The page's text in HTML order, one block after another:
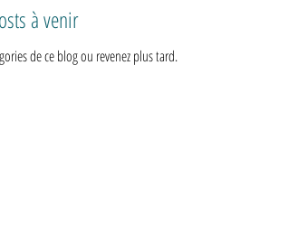
à venir
de ce blog ou revenez plus tard.